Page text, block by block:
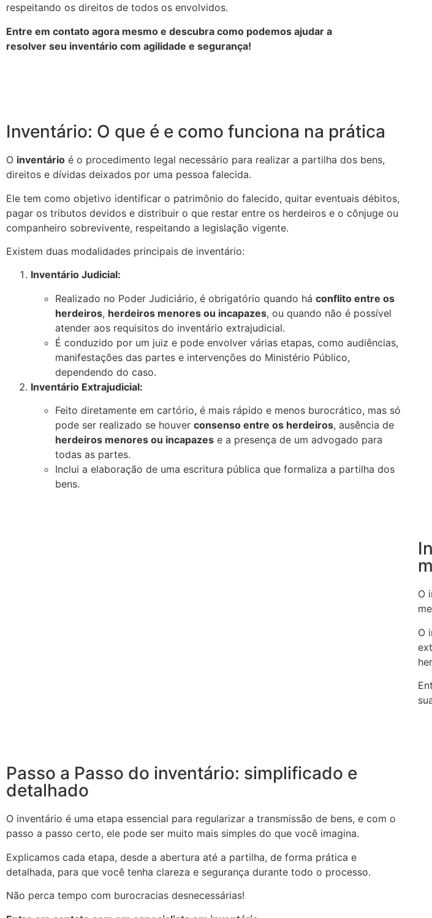
respeitando os direitos de todos os envolvidos.
Entre em contato agora mesmo e descubra como podemos ajudar a
resolver seu inventário com agilidade e segurança!
Inventário: O que é e como funciona na prática
O inventário é o procedimento legal necessário para realizar a partilha dos bens,
direitos e dívidas deixados por uma pessoa falecida.
Ele tem como objetivo identificar o patrimônio do falecido, quitar eventuais débitos,
pagar os tributos devidos e distribuir o que restar entre os herdeiros e o cônjuge ou
companheiro sobrevivente, respeitando a legislação vigente.
Existem duas modalidades principais de inventário:
Inventário Judicial:
Realizado no Poder Judiciário, é obrigatório quando há conflito entre os
herdeiros, herdeiros menores ou incapazes, ou quando não é possível
atender aos requisitos do inventário extrajudicial.
É conduzido por um juiz e pode envolver várias etapas, como audiências,
manifestações das partes e intervenções do Ministério Público,
dependendo do caso.
Inventário Extrajudicial:
Feito diretamente em cartório, é mais rápido e menos burocrático, mas só
pode ser realizado se houver consenso entre os herdeiros, ausência de
herdeiros menores ou incapazes e a presença de um advogado para
todas as partes.
Inclui a elaboração de uma escritura pública que formaliza a partilha dos
bens.
O
O
Passo a Passo do inventário: simplificado e
detalhado
O inventário é uma etapa essencial para regularizar a transmissão de bens, e com o
passo a passo certo, ele pode ser muito mais simples do que você imagina.
Explicamos cada etapa, desde a abertura até a partilha, de forma prática e
detalhada, para que você tenha clareza e segurança durante todo o processo.
Não perca tempo com burocracias desnecessárias!